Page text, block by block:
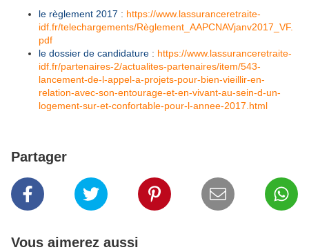
le règlement 2017 : https://www.lassuranceretraite-
idf.fr/telechargements/Règlement_AAPCNAVjanv2017_VF.
pdf
le dossier de candidature : https://www.lassuranceretraite-
idf.fr/partenaires-2/actualites-partenaires/item/543-
lancement-de-l-appel-a-projets-pour-bien-vieillir-en-
relation-avec-son-entourage-et-en-vivant-au-sein-d-un-
logement-sur-et-confortable-pour-l-annee-2017.html
Partager
Vous aimerez aussi